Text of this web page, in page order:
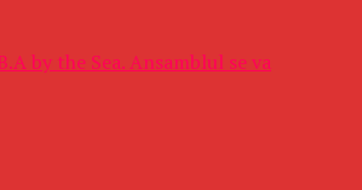
by the Sea. Ansamblul se va